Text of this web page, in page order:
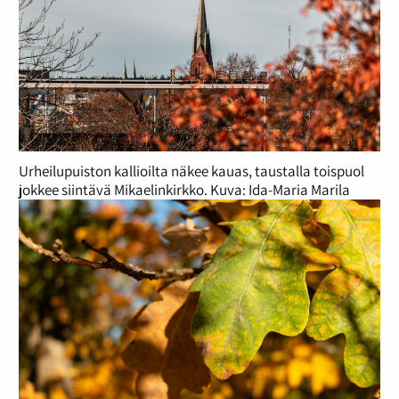
Urheilupuiston kallioilta näkee kauas, taustalla toispuol
jokkee siintävä Mikaelinkirkko. Kuva: Ida-Maria Marila